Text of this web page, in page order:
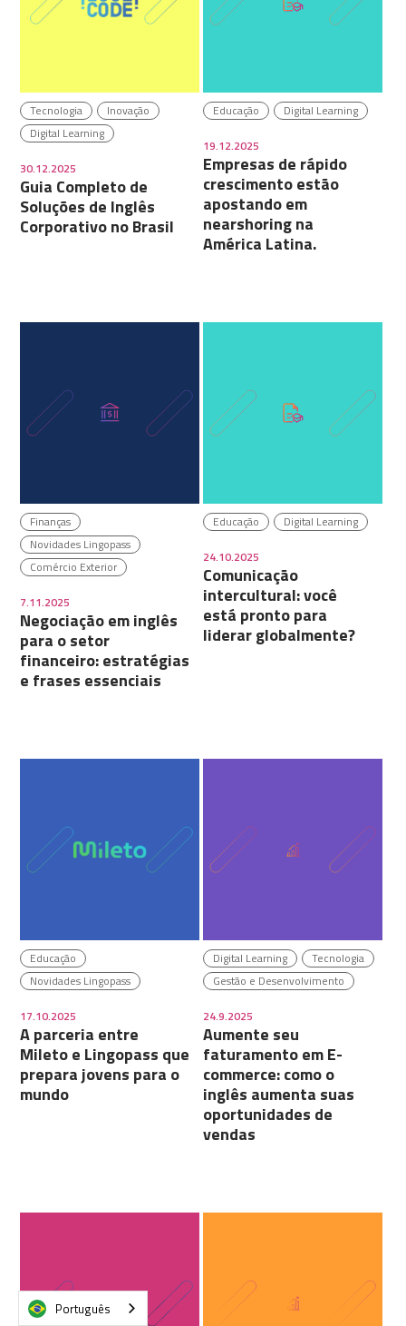
Tecnologia
Inovação
Digital Learning
30.12.2025
Guia Completo de
Soluções de Inglês
Corporativo no Brasil
Educação Digital Learning
19.12.2025
Empresas de rápido
crescimento estão
apostando em
nearshoring na
América Latina.
Finanças
Novidades Lingopass
Comércio Exterior
7.11.2025
Negociação em inglês
para o setor
financeiro: estratégias
e frases essenciais
Educação Digital Learning
24.10.2025
Comunicação
intercultural: você
está pronto para
liderar globalmente?
Educação
Novidades Lingopass
17.10.2025
A parceria entre
Mileto e Lingopass que
prepara jovens para o
mundo
Digital Learning
Tecnologia
Gestão e Desenvolvimento
24.9.2025
Aumente seu
faturamento em E-
commerce: como o
inglês aumenta suas
oportunidades de
vendas
Português